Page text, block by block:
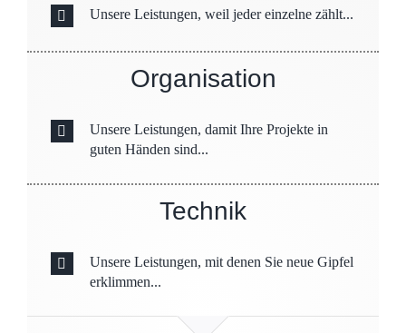
Unsere Leistungen, weil jeder einzelne zählt...
Organisation
Unsere Leistungen, damit Ihre Projekte in
guten Händen sind...
Technik
Unsere Leistungen, mit denen Sie neue Gipfel
erklimmen...